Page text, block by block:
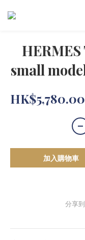
small
HK$5,780.00
加入購物車
分享到